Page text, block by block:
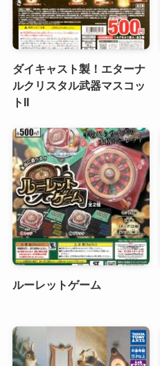
ダイキャスト製！エターナ
ルクリスタル武器マスコッ
トII
ルーレットゲーム